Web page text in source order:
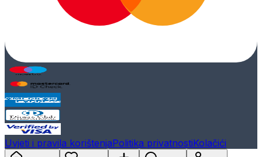
Uvjeti i pravila korištenjaPolitika privatnostiKolačići